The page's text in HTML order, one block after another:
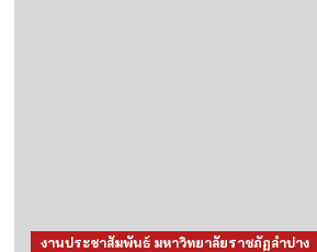
งานประชาสัมพันธ์ มหาวิทยาลัยราชภัฏลำปาง